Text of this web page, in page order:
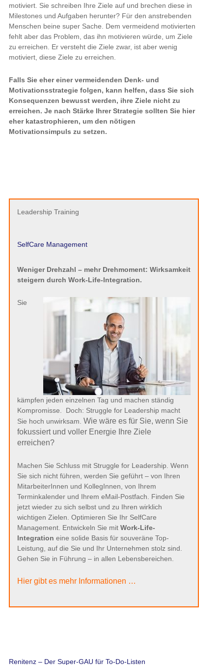
motiviert. Sie schreiben Ihre Ziele auf und brechen diese in
Milestones und Aufgaben herunter? Für den anstrebenden
Menschen beine super Sache. Dem vermeidend motivierten
fehlt aber das Problem, das ihn motivieren würde, um Ziele
zu erreichen. Er versteht die Ziele zwar, ist aber wenig
motiviert, diese Ziele zu erreichen.
Falls Sie eher einer vermeidenden Denk- und
Motivationsstrategie folgen, kann helfen, dass Sie sich
Konsequenzen bewusst werden, ihre Ziele nicht zu
erreichen. Je nach Stärke Ihrer Strategie sollten Sie hier
eher katastrophieren, um den nötigen
Motivationsimpuls zu setzen.
Leadership Training
SelfCare Management
Weniger Drehzahl – mehr Drehmoment: Wirksamkeit
steigern durch Work-Life-Integration.
Sie
kämpfen jeden einzelnen Tag und machen ständig
Kompromisse. Doch: Struggle for Leadership macht
Sie hoch unwirksam. Wie wäre es für Sie, wenn Sie
fokussiert und voller Energie Ihre Ziele
erreichen?
Machen Sie Schluss mit Struggle for Leadership. Wenn
Sie sich nicht führen, werden Sie geführt – von Ihren
MitarbeiterInnen und KollegInnen, von Ihrem
Terminkalender und Ihrem eMail-Postfach. Finden Sie
jetzt wieder zu sich selbst und zu Ihren wirklich
wichtigen Zielen. Optimieren Sie Ihr SelfCare
Management. Entwickeln Sie mit Work-Life-
Integration eine solide Basis für souveräne Top-
Leistung, auf die Sie und Ihr Unternehmen stolz sind.
Gehen Sie in Führung – in allen Lebensbereichen.
Hier gibt es mehr Informationen …
Renitenz – Der Super-GAU für To-Do-Listen